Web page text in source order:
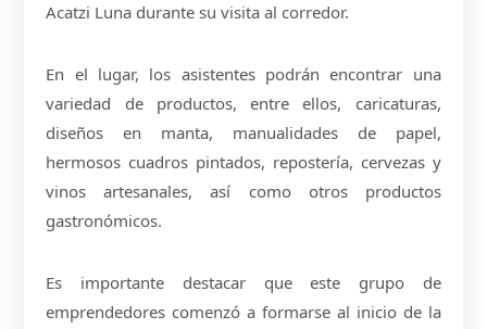
Acatzi Luna durante su visita al corredor.
En el lugar, los asistentes podrán encontrar una
variedad de productos, entre ellos, caricaturas,
diseños en manta, manualidades de papel,
hermosos cuadros pintados, repostería, cervezas y
vinos artesanales, así como otros productos
gastronómicos.
Es importante destacar que este grupo de
emprendedores comenzó a formarse al inicio de la